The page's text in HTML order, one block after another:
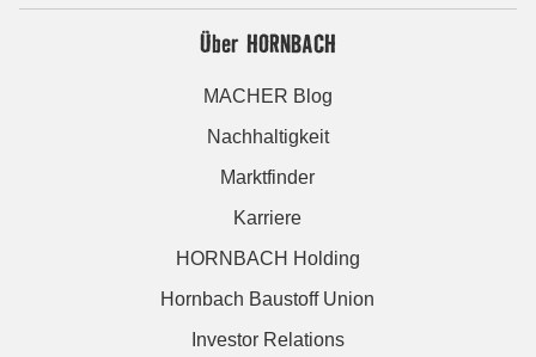
Über HORNBACH
MACHER Blog
Nachhaltigkeit
Marktfinder
Karriere
HORNBACH Holding
Hornbach Baustoff Union
Investor Relations